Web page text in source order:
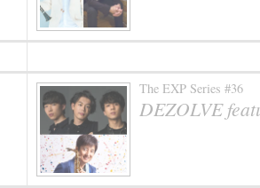
The EXP Series #36
DEZOLVE